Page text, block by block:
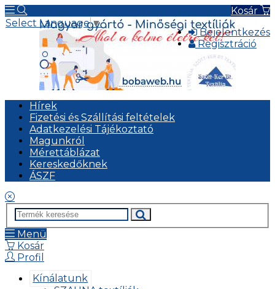
Kosár
Bejelentkezés
Regisztráció
Select Language▼
Hírek
Fizetési és Szállítási feltételek
Adatkezelési Tájékoztató
Magunkról
Mérettáblázat
Kereskedőknek
ÁSZF
Menü
Kosár
Profil
Kínálatunk